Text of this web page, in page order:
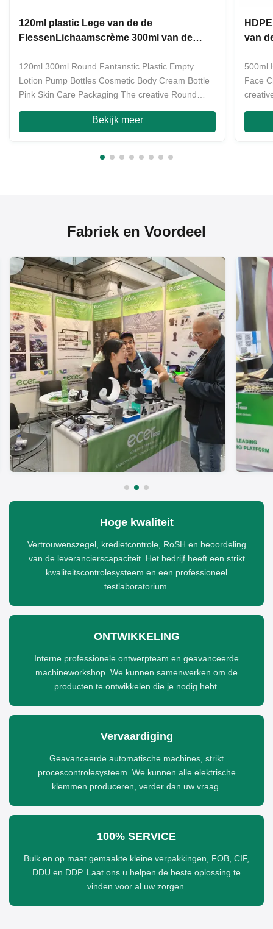
120ml plastic Lege van de de
FlessenLichaamscrème 300ml van de
120ml 300ml Round Fantanstic Plastic Empty
Lotion Pump Bottles Cosmetic Body Cream Bottle
Pink Skin Care Packaging The creative Round
online sales bussiness . Since our lotion bottles are
Bekijk meer
van
500ml
Face
Fabriek en Voordeel
Hoge kwaliteit
Vertrouwenszegel, kredietcontrole, RoSH en beoordeling
van de leverancierscapaciteit. Het bedrijf heeft een strikt
kwaliteitscontrolesysteem en een professioneel
testlaboratorium.
ONTWIKKELING
Interne professionele ontwerpteam en geavanceerde
machineworkshop. We kunnen samenwerken om de
producten te ontwikkelen die je nodig hebt.
Vervaardiging
Geavanceerde automatische machines, strikt
procescontrolesysteem. We kunnen alle elektrische
klemmen produceren, verder dan uw vraag.
100% SERVICE
Bulk en op maat gemaakte kleine verpakkingen, FOB, CIF,
DDU en DDP. Laat ons u helpen de beste oplossing te
vinden voor al uw zorgen.